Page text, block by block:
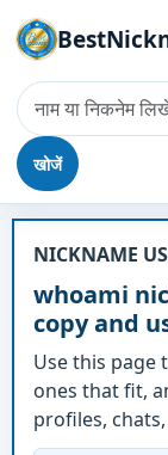
खोजें
उपनाम -
NICKNAME
whoami
copy and
Use this page
ones that fit,
profiles,